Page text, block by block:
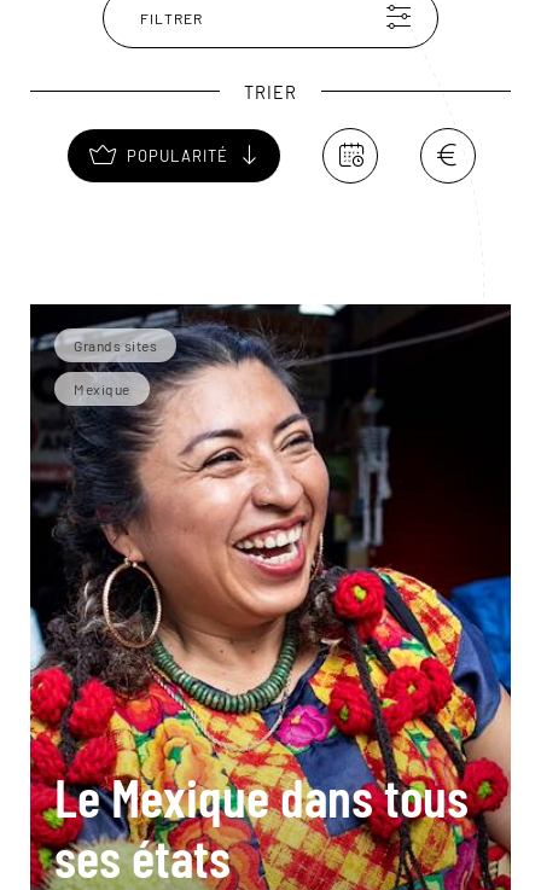
costumes très colorés, qui animent les deux marchés de
FILTRER
TRIER
POPULARITÉ
Grands sites
Mexique
Le Mexique dans tous
ses états